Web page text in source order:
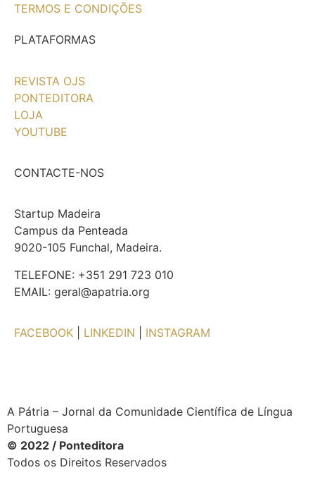
TERMOS E CONDIÇÕES
PLATAFORMAS
REVISTA OJS
PONTEDITORA
LOJA
YOUTUBE
CONTACTE-NOS
Startup Madeira
Campus da Penteada
9020-105 Funchal, Madeira.
TELEFONE: +351 291 723 010
EMAIL: geral@apatria.org
FACEBOOK LINKEDIN INSTAGRAM
A Pátria – Jornal da Comunidade Científica de Língua
Portuguesa
© 2022 / Ponteditora
Todos os Direitos Reservados